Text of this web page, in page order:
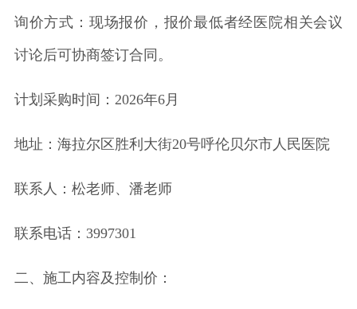
询价方式：现场报价，报价最低者经医院相关会议
讨论后可协商签订合同。
计划采购时间：2026年6月
地址：海拉尔区胜利大街20号呼伦贝尔市人民医院
联系人：松老师、潘老师
联系电话：3997301
二、施工内容及控制价：